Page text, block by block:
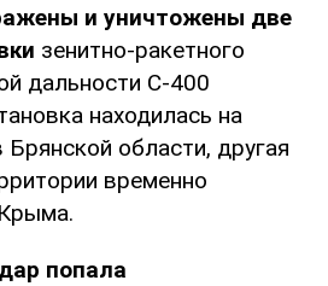
и уничтожены две
зенитно-ракетного
дальности С-400
находилась на
Брянской области, другая
временно
попала